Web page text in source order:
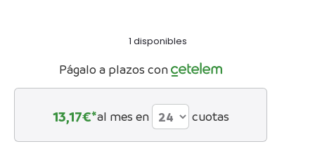
1 disponibles
Págalo a plazos con
13,17€*al mes en cuotas